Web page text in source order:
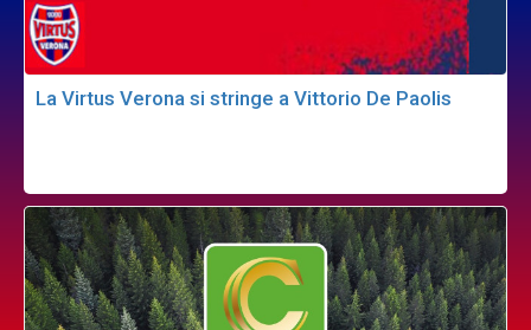
La Virtus Verona si stringe a Vittorio De Paolis